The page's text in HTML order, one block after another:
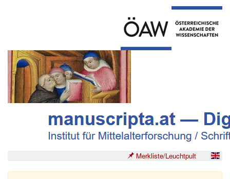
Merkliste/Leuchtpult